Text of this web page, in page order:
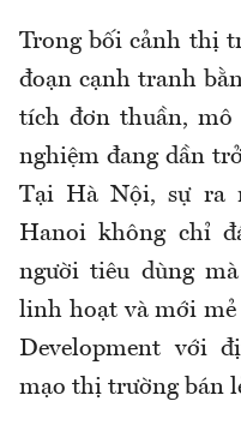
Trong bối cảnh thị
đoạn cạnh tranh
tích đơn thuần,
nghiệm đang dần
Tại Hà Nội, sự ra
Hanoi không chỉ
người tiêu dùng
linh hoạt và mới
Development với
mạo thị trường bán